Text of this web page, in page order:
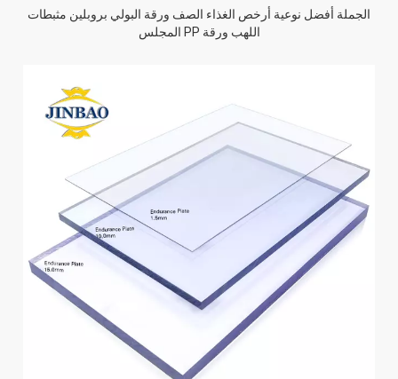
الجملة أفضل نوعية أرخص الغذاء الصف ورقة البولي بروبلين مثبطات
اللهب ورقة PP المجلس